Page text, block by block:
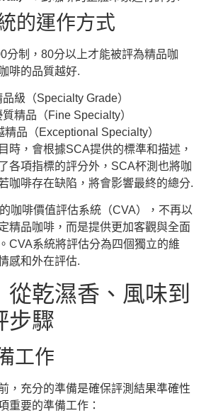
的運作方式
分制，80分以上才能被評為精品咖
啡的品質越好.
品級（Specialty Grade）
質精品（Fine Specialty）
精品（Exceptional Specialty）
時，會根據SCA提供的標準和描述，
各項指標的評分外，SCA杯測也將咖
咖啡存在缺陷，將會影響最終的總分.
咖啡價值評估系統（CVA），不再以
精品咖啡，而是提供更加客觀與全面
CVA系統將評估分為四個獨立的維
感和外在評估.
從乾濕香、風味到
步驟
工作
，充分的準備是確保評測結果準確性
重要的準備工作：